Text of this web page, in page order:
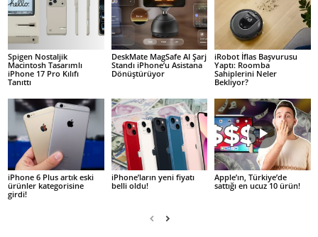
Spigen Nostaljik
Macintosh Tasarımlı
iPhone 17 Pro Kılıfı
Tanıttı
DeskMate MagSafe AI Şarj
Standı iPhone’u Asistana
Dönüştürüyor
iRobot İflas Başvurusu
Yaptı: Roomba
Sahiplerini Neler
Bekliyor?
iPhone 6 Plus artık eski
ürünler kategorisine
girdi!
iPhone’ların yeni fiyatı
belli oldu!
Apple’ın, Türkiye’de
sattığı en ucuz 10 ürün!